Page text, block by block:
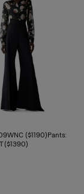
($1190)Pants:
($1390)